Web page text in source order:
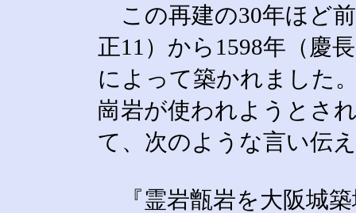
この再建の30年ほど
正11）から1598年（慶
によって築かれました
崗岩が使われようとさ
て、次のような言い伝
『霊岩甑岩を大阪城